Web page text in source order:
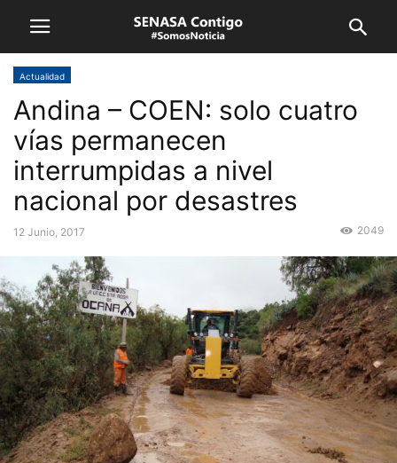
Actualidad
Andina – COEN: solo cuatro
vías permanecen
interrumpidas a nivel
nacional por desastres
12 Junio, 2017 2049